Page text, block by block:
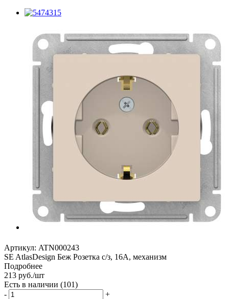
Артикул: ATN000243
SE AtlasDesign Беж Розетка с/з, 16А, механизм
Подробнее
213 руб./шт
Есть в наличии (101)
-
+